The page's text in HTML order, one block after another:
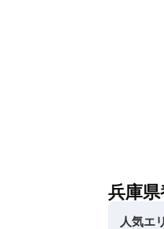
兵庫
人気エ